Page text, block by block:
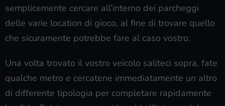
semplicemente cercare all’interno dei parcheggi
delle varie location di gioco, al fine di trovare quello
che sicuramente potrebbe fare al caso vostro.
Una volta trovato il vostro veicolo saliteci sopra, fate
qualche metro e cercatene immediatamente un altro
di differente tipologia per completare rapidamente